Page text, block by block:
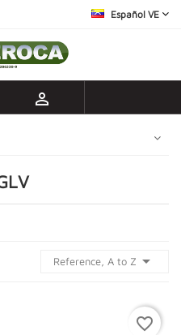
Español VE

Reference, A to Z 
favorite_border